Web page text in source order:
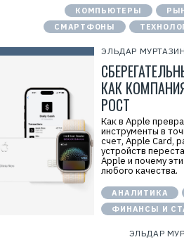
КОМПЬЮТЕРЫ
СМАРТФОНЫ
ЭЛЬДАР МУРТАЗИН
КАК
РОСТ
Как в Apple
инструменты в
счет, Apple Card,
устройств
Apple и почему
любого качества.
АНАЛИТИКА
ФИНАНСЫ И
ЭЛЬДАР